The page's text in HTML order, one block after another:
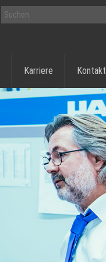
Karriere Kontakt